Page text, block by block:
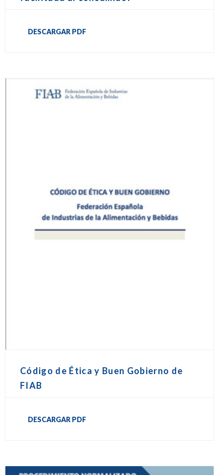
DESCARGAR PDF
Código de Ética y Buen Gobierno de
FIAB
DESCARGAR PDF